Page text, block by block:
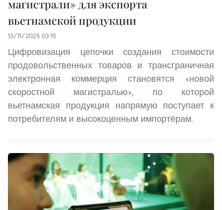
магистрали» для экспорта
вьетнамской продукции
13/11/2025 03:15
Цифровизация цепочки создания стоимости
продовольственных товаров и трансграничная
электронная коммерция становятся «новой
скоростной магистралью», по которой
вьетнамская продукция напрямую поступает к
потребителям и высокоценным импортёрам.